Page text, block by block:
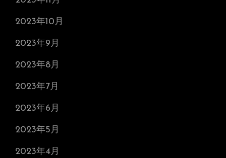
2023年10月
2023年9月
2023年8月
2023年7月
2023年6月
2023年5月
2023年4月